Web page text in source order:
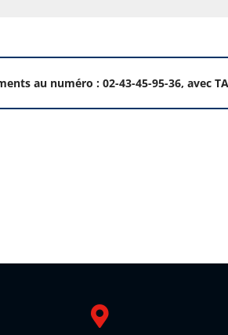
au numéro : 02-43-45-95-36, avec